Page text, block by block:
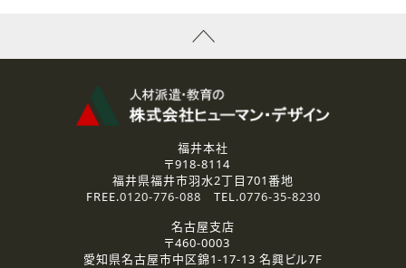
資料送付、受講相談に関するご連絡のために利用いたしま
その他、お問い合わせの内容に回答するために利用いたし
なお、ご連絡手段は、電話・Ｅメールのいずれかの方法とい
2.個人情報の第三者提供
ご提供いただいた個人情報は、法令等の規定に従う場合を除き、
3.個人情報の取り扱いの委託
弊社の定める個人情報保護の評価基準を満たした委託先に、個
福井本社
〒918-8114
福井県福井市羽水2丁目701番地
FREE.0120-776-088 TEL.0776-35-8230
名古屋支店
〒460-0003
愛知県名古屋市中区錦1-17-13 名興ビル7F